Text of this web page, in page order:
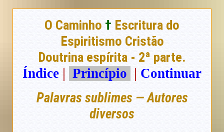
O Caminho † Escritura do
Espiritismo Cristão
Doutrina espírita - 2ª parte.
Índice | Princípio | Continuar
Palavras sublimes — Autores
diversos